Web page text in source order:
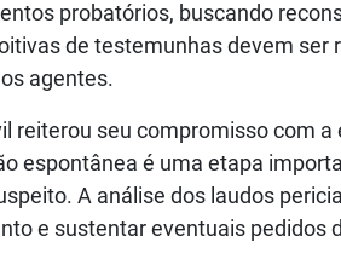
probatórios, buscando
de testemunhas devem
agentes.
reiterou seu compromisso com
espontânea é uma etapa
A análise dos laudos
e sustentar eventuais pedidos